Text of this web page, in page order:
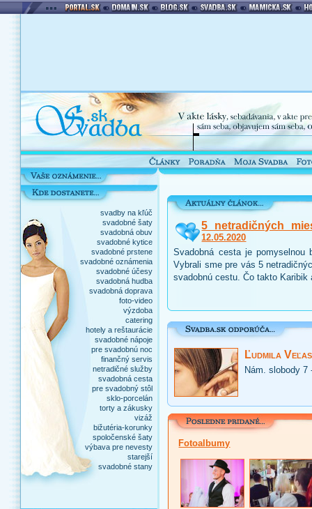
svadby na kľúč
svadobné šaty
svadobná obuv
svadobné kytice
svadobné prstene
svadobné oznámenia
svadobné účesy
svadobná hudba
svadobná doprava
foto-video
výzdoba
catering
hotely a reštaurácie
svadobné nápoje
pre svadobnú noc
finančný servis
netradičné služby
svadobná cesta
pre svadobný stôl
sklo-porcelán
torty a zákusky
vizáž
bižutéria-korunky
spoločenské šaty
výbava pre nevesty
starejší
svadobné stany
5 netradičných
12.05.2020
Svadobná cesta je pomyselnou
Vybrali sme pre vás 5
svadobnú cestu. Čo takto Karibik
Ľudmila
Nám. slobody 7
Fotoalbumy